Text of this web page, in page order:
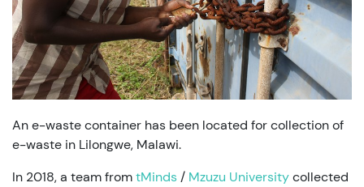
An e-waste container has been located for collection of
e-waste in Lilongwe, Malawi.
In 2018, a team fromtMinds/ Mzuzu Universitycollected